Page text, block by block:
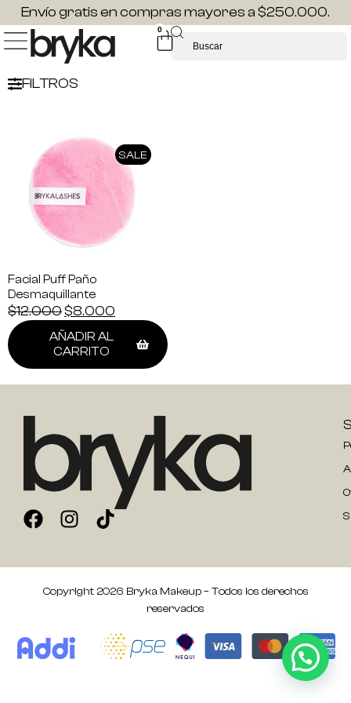
Envío gratis en compras mayores a $250.000.
0
FILTROS
SALE
Facial Puff Paño
Desmaquillante
$12.000$8.000
AÑADIR AL
CARRITO
Copyright 2026 Bryka Makeup – Todos los derechos
reservados